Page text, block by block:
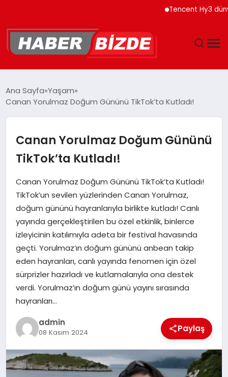
Tencent Hy3 dünya
EKONOMI
EĞITIM
MAGAZIN
SPOR
TEKNOLOJI
Ana Sayfa Yaşam
Canan Yorulmaz Doğum Gününü TikTok’ta Kutladı!
Canan Yorulmaz Doğum Gününü
TikTok’ta Kutladı!
Canan Yorulmaz Doğum Gününü TikTok’ta Kutladı!
TikTok’un sevilen yüzlerinden Canan Yorulmaz,
doğum gününü hayranlarıyla birlikte kutladı! Canlı
yayında gerçekleştirilen bu özel etkinlik, binlerce
izleyicinin katılımıyla adeta bir festival havasında
geçti. Yorulmaz’ın doğum gününü anbean takip
eden hayranları, canlı yayında fenomen için özel
sürprizler hazırladı ve kutlamalarıyla ona destek
verdi. Yorulmaz’ın doğum günü yayını sırasında
hayranları…
admin
08 Kasım 2024 Paylaş